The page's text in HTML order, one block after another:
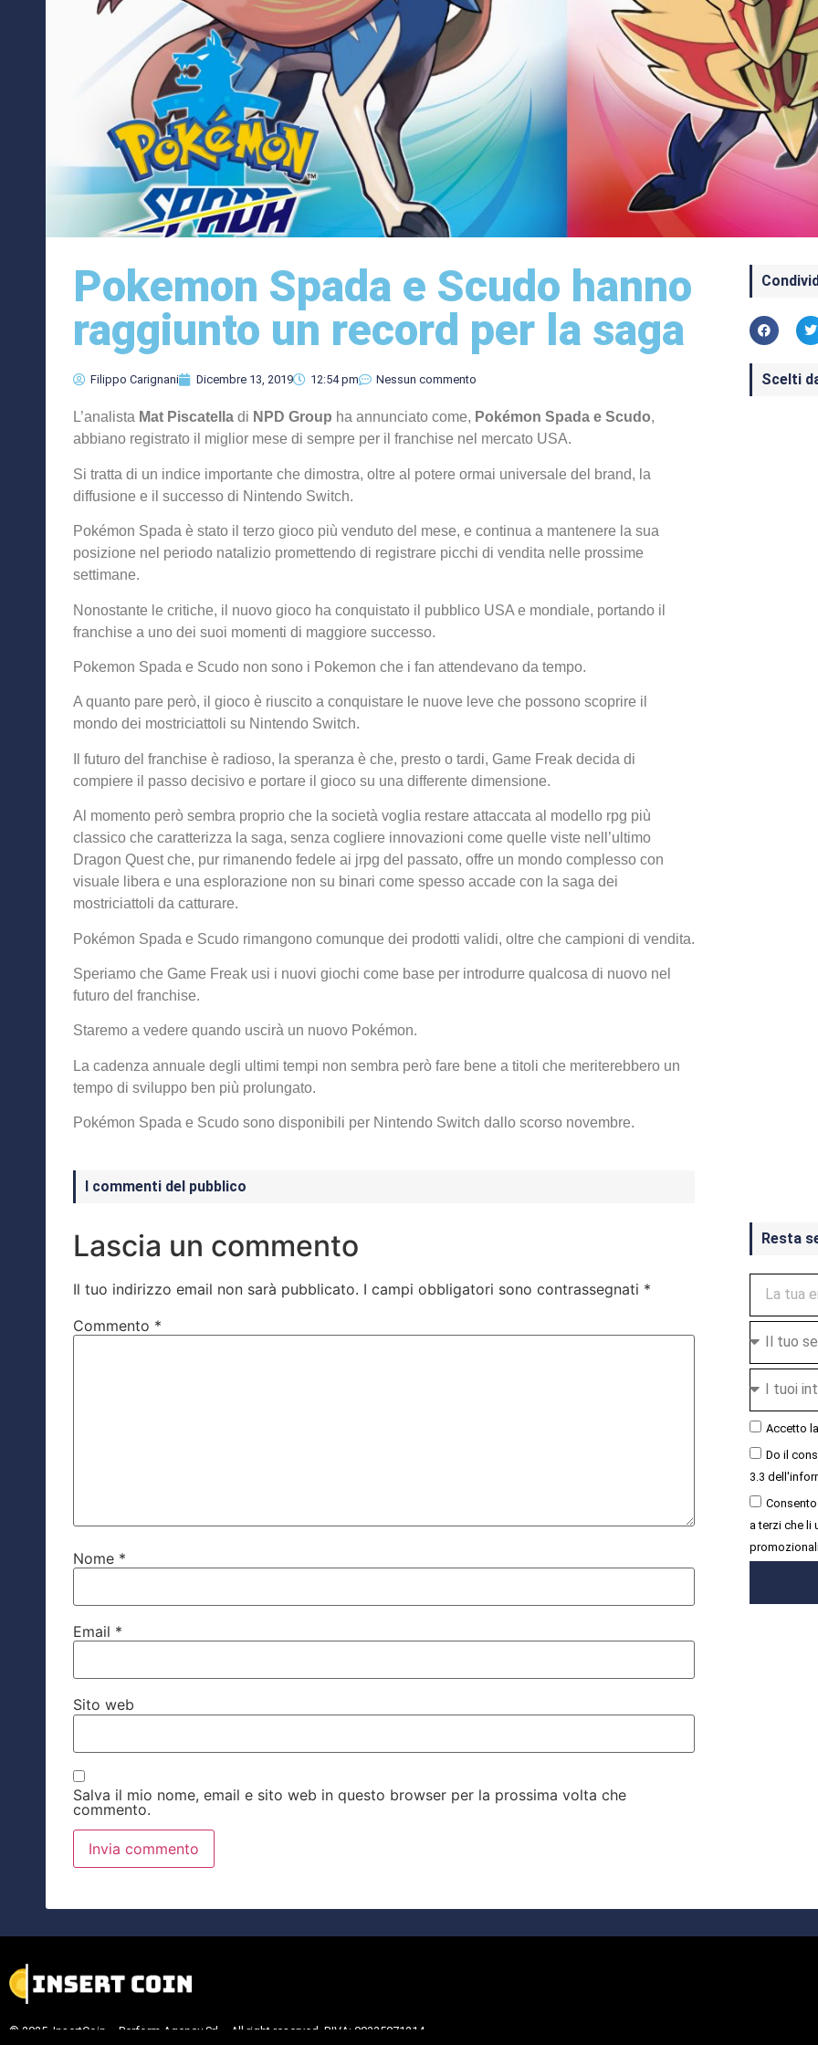
Pokemon Spada e Scudo hanno
raggiunto un record per la saga
Filippo Carignani Dicembre 13, 2019 12:54 pm Nessun commento
L’analista Mat Piscatella di NPD Group ha annunciato come, Pokémon Spada e Scudo,
abbiano registrato il miglior mese di sempre per il franchise nel mercato USA.
Si tratta di un indice importante che dimostra, oltre al potere ormai universale del brand, la
diffusione e il successo di Nintendo Switch.
Pokémon Spada è stato il terzo gioco più venduto del mese, e continua a mantenere la sua
posizione nel periodo natalizio promettendo di registrare picchi di vendita nelle prossime
settimane.
Nonostante le critiche, il nuovo gioco ha conquistato il pubblico USA e mondiale, portando il
franchise a uno dei suoi momenti di maggiore successo.
Pokemon Spada e Scudo non sono i Pokemon che i fan attendevano da tempo.
A quanto pare però, il gioco è riuscito a conquistare le nuove leve che possono scoprire il
mondo dei mostriciattoli su Nintendo Switch.
Il futuro del franchise è radioso, la speranza è che, presto o tardi, Game Freak decida di
compiere il passo decisivo e portare il gioco su una differente dimensione.
Al momento però sembra proprio che la società voglia restare attaccata al modello rpg più
classico che caratterizza la saga, senza cogliere innovazioni come quelle viste nell’ultimo
Dragon Quest che, pur rimanendo fedele ai jrpg del passato, offre un mondo complesso con
visuale libera e una esplorazione non su binari come spesso accade con la saga dei
mostriciattoli da catturare.
Pokémon Spada e Scudo rimangono comunque dei prodotti validi, oltre che campioni di vendita.
Speriamo che Game Freak usi i nuovi giochi come base per introdurre qualcosa di nuovo nel
futuro del franchise.
Staremo a vedere quando uscirà un nuovo Pokémon.
La cadenza annuale degli ultimi tempi non sembra però fare bene a titoli che meriterebbero un
tempo di sviluppo ben più prolungato.
Pokémon Spada e Scudo sono disponibili per Nintendo Switch dallo scorso novembre.
I commenti del pubblico
Lascia un commento
Il tuo indirizzo email non sarà pubblicato. I campi obbligatori sono contrassegnati *
Commento *
Nome *
Email *
Sito web
Salva il mio nome, email e sito web in questo browser per la prossima volta che
commento.
Scelti
Resta
Accetto la
Do il
3.3
a terzi che li
© 2025 InsertCoin – Perform Agency Srl – All right reserved. P.IVA: 09335071214.